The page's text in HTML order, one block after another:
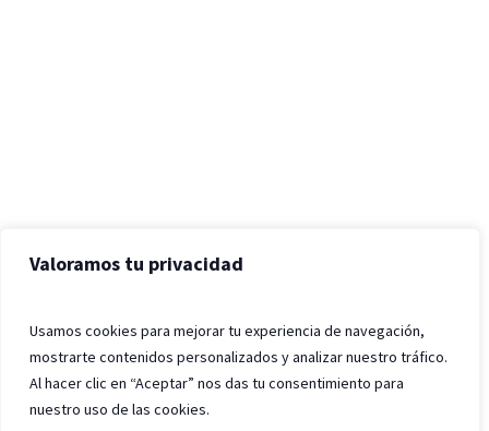
Valoramos tu privacidad
Usamos cookies para mejorar tu experiencia de navegación,
mostrarte contenidos personalizados y analizar nuestro tráfico.
Al hacer clic en “Aceptar” nos das tu consentimiento para
nuestro uso de las cookies.